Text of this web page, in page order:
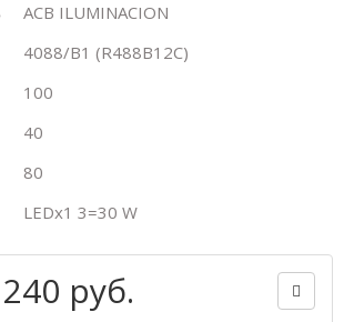
ACB ILUMINACION
4088/B1 (R488B12C)
100
40
80
LEDх1 3=30 W
руб.